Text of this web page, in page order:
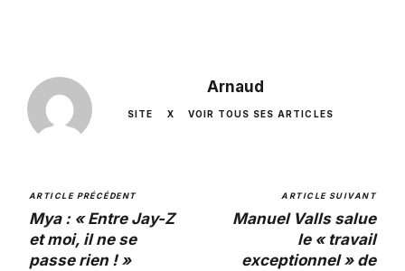
Arnaud
SITE X VOIR TOUS SES ARTICLES
ARTICLE PRÉCÉDENT
Mya : « Entre Jay-Z
et moi, il ne se
passe rien ! »
ARTICLE SUIVANT
Manuel Valls salue
le « travail
exceptionnel » de